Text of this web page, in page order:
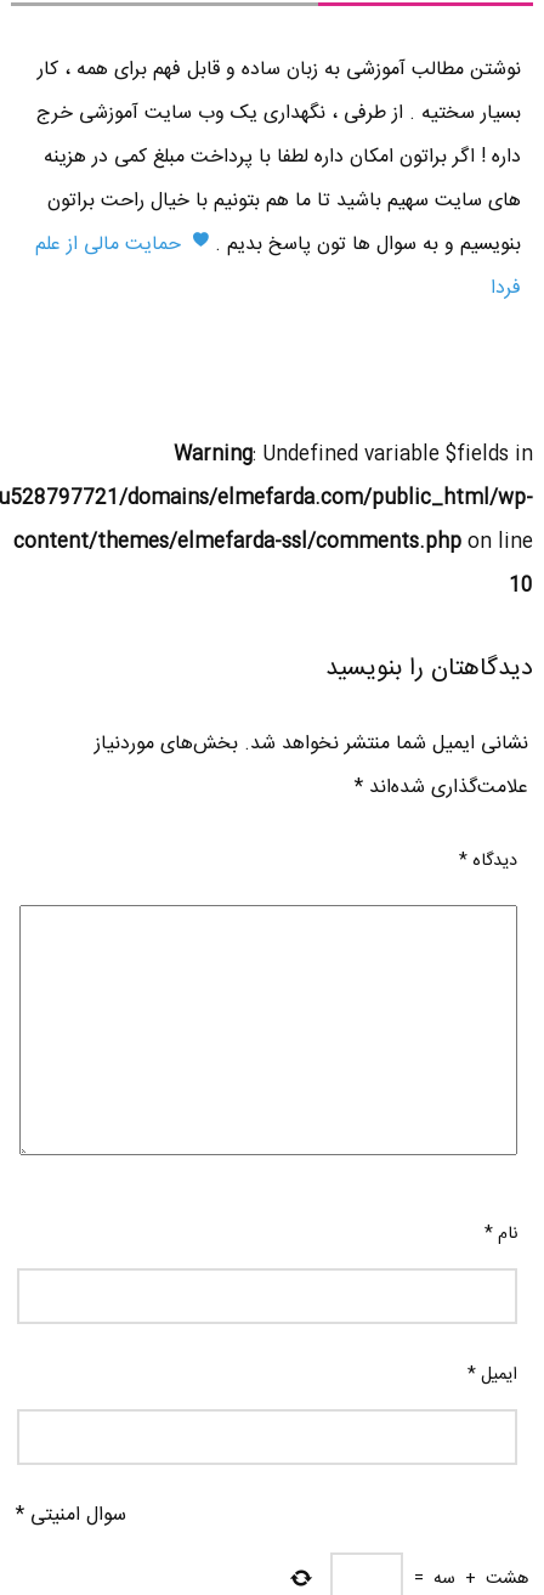
نوشتن مطالب آموزشی به زبان ساده و قابل فهم برای همه ، کار
بسیار سختیه . از طرفی ، نگهداری یک وب سایت آموزشی خرج
داره ! اگر براتون امکان داره لطفا با پرداخت مبلغ کمی در هزینه
های سایت سهیم باشید تا ما هم بتونیم با خیال راحت براتون
بنویسیم و به سوال ها تون پاسخ بدیم .
حمایت مالی از علم
فردا
Warning: Undefined variable $fields in
domains/elmefarda.com/public_html/wp-
content/themes/elmefarda-ssl/comments.phpon line
10
دیدگاهتان را بنویسید
نشانی ایمیل شما منتشر نخواهد شد. بخش‌های موردنیاز
علامت‌گذاری شده‌اند*
دیدگاه*
نام*
ایمیل*
سوال امنیتی *
هشت + سه =